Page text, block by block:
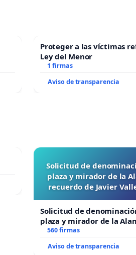
Proteger a las víctimas
Ley del Menor
1 firmas
Aviso de transparencia
Solicitud de
plaza y mirador de la
recuerdo de Javier
Solicitud de
plaza y mirador de la
recuerdo de Javier Vallejo
“Mazinger”
560 firmas
Aviso de transparencia